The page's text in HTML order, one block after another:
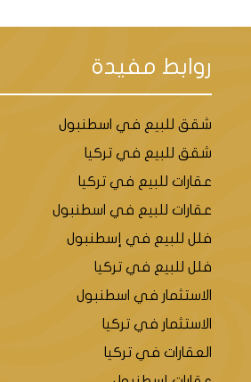
روابط مفيدة
شقق للبيع في اسطنبول
شقق للبيع في تركيا
عقارات للبيع في تركيا
عقارات للبيع في اسطنبول
فلل للبيع في إسطنبول
فلل للبيع في تركيا
الاستثمار في اسطنبول
الاستثمار في تركيا
العقارات في تركيا